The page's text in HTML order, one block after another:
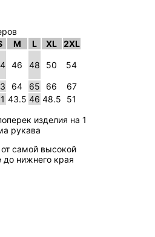
M L XL 2XL
46 48 50 54
64 65 66
67
43.5 46 48.5
51
изделия на 1
рукава
самой высокой
до нижнего края